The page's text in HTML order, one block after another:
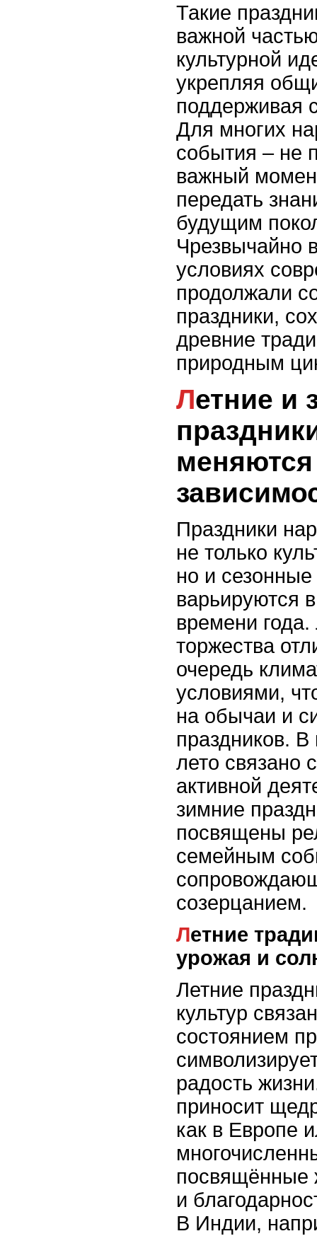
Такие
важной
культурной
укрепляя
поддерживая
Для многих
события – не
важный
передать
будущим
Чрезвычайно
условиях
продолжали
праздники,
древние
природным
Летние и зимние
Праздники
не только
но и
варьируются
времени
торжества
очередь
условиями,
на обычаи и
праздников. В
лето связано
активной
зимние
посвящены
семейным
созерцанием.
Летние традиции: праздники
урожая и
Летние
культур
состоянием
радость
приносит
как в Европе
посвящённые
и
В Индии,